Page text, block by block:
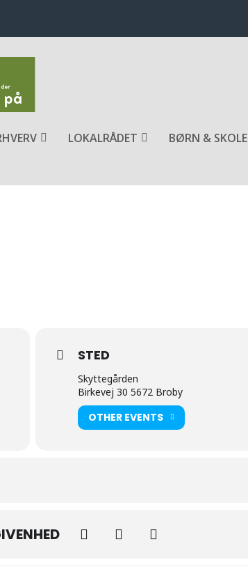
LOKALRÅDET BØRN & SKOLE
BEKÆMPELSE
STED
Skyttegården
Birkevej 30 5672 Broby
OTHER EVENTS